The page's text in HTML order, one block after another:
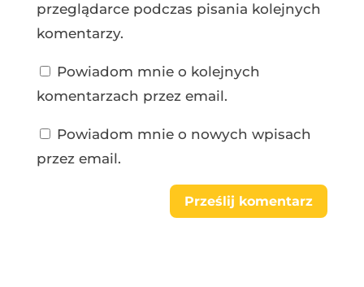
przeglądarce podczas pisania kolejnych
komentarzy.
Powiadom mnie o kolejnych
komentarzach przez email.
Powiadom mnie o nowych wpisach
przez email.